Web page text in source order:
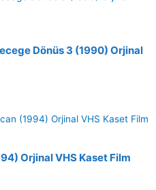
Dönüs 3 (1990) Orjinal
Orjinal VHS Kaset Film